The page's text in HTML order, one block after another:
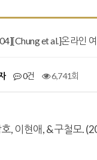
et al.]온라인
0건 6,741회
, 이현애, & 구철모.